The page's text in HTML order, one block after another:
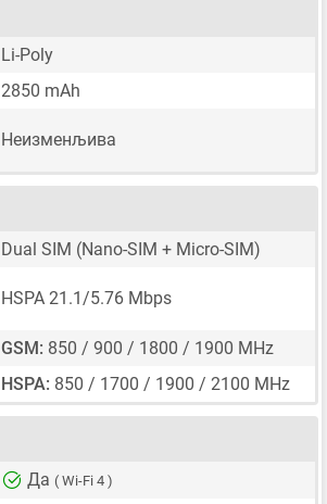
Li-Poly
2850 mAh
Неизменљива
Dual SIM (Nano-SIM + Micro-SIM)
HSPA 21.1/5.76 Mbps
GSM: 850 / 900 / 1800 / 1900 MHz
HSPA: 850 / 1700 / 1900 / 2100 MHz
Да ( Wi-Fi 4 )